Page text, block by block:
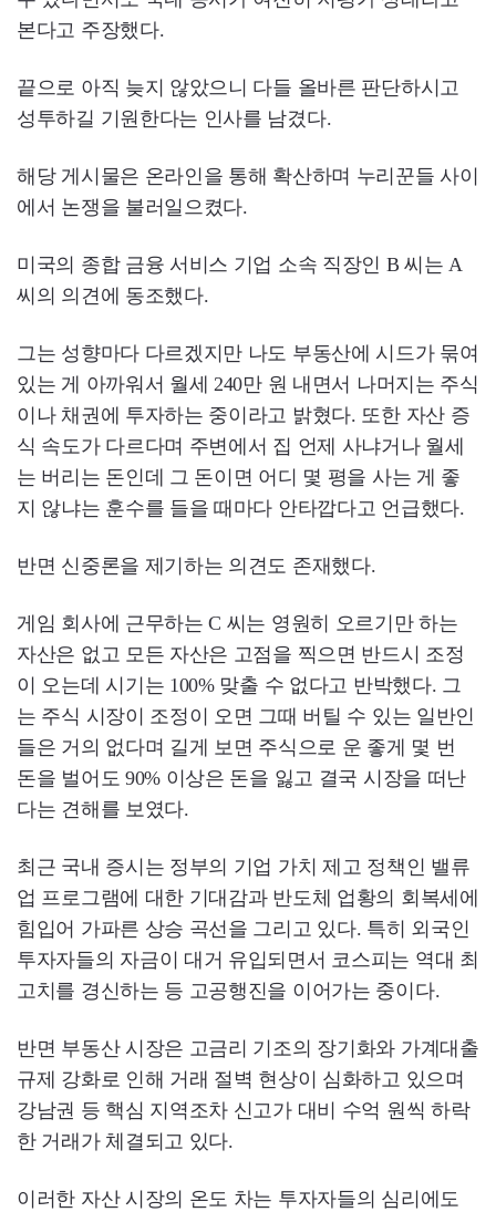
본다고 주장했다.
끝으로 아직 늦지 않았으니 다들 올바른 판단하시고
성투하길 기원한다는 인사를 남겼다.
해당 게시물은 온라인을 통해 확산하며 누리꾼들 사이
에서 논쟁을 불러일으켰다.
미국의 종합 금융 서비스 기업 소속 직장인 B 씨는 A
씨의 의견에 동조했다.
그는 성향마다 다르겠지만 나도 부동산에 시드가 묶여
있는 게 아까워서 월세 240만 원 내면서 나머지는 주식
이나 채권에 투자하는 중이라고 밝혔다. 또한 자산 증
식 속도가 다르다며 주변에서 집 언제 사냐거나 월세
는 버리는 돈인데 그 돈이면 어디 몇 평을 사는 게 좋
지 않냐는 훈수를 들을 때마다 안타깝다고 언급했다.
반면 신중론을 제기하는 의견도 존재했다.
게임 회사에 근무하는 C 씨는 영원히 오르기만 하는
자산은 없고 모든 자산은 고점을 찍으면 반드시 조정
이 오는데 시기는 100% 맞출 수 없다고 반박했다. 그
는 주식 시장이 조정이 오면 그때 버틸 수 있는 일반인
들은 거의 없다며 길게 보면 주식으로 운 좋게 몇 번
돈을 벌어도 90% 이상은 돈을 잃고 결국 시장을 떠난
다는 견해를 보였다.
최근 국내 증시는 정부의 기업 가치 제고 정책인 밸류
업 프로그램에 대한 기대감과 반도체 업황의 회복세에
힘입어 가파른 상승 곡선을 그리고 있다. 특히 외국인
투자자들의 자금이 대거 유입되면서 코스피는 역대 최
고치를 경신하는 등 고공행진을 이어가는 중이다.
반면 부동산 시장은 고금리 기조의 장기화와 가계대출
규제 강화로 인해 거래 절벽 현상이 심화하고 있으며
강남권 등 핵심 지역조차 신고가 대비 수억 원씩 하락
한 거래가 체결되고 있다.
이러한 자산 시장의 온도 차는 투자자들의 심리에도